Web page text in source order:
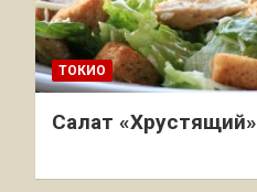
ТОКИО
Салат «Хрустящий»